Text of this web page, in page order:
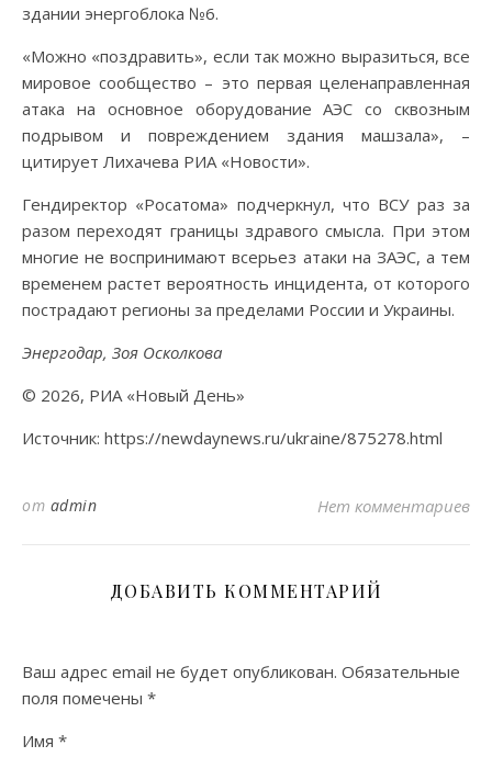
здании энергоблока №6.
«Можно «поздравить», если так можно выразиться, все
мировое сообщество – это первая целенаправленная
атака на основное оборудование АЭС со сквозным
подрывом и повреждением здания машзала», –
цитирует Лихачева РИА «Новости».
Гендиректор «Росатома» подчеркнул, что ВСУ раз за
разом переходят границы здравого смысла. При этом
многие не воспринимают всерьез атаки на ЗАЭС, а тем
временем растет вероятность инцидента, от которого
пострадают регионы за пределами России и Украины.
Энергодар, Зоя Осколкова
© 2026, РИА «Новый День»
Источник: https://newdaynews.ru/ukraine/875278.html
от admin Нет комментариев
ДОБАВИТЬ КОММЕНТАРИЙ
Ваш адрес email не будет опубликован. Обязательные
поля помечены *
Имя *